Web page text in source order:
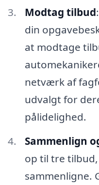
Modtag tilbud
din
at modtage
netværk af
udvalgt for
pålidelighed.
Sammenlign
op til tre
sammenligne.